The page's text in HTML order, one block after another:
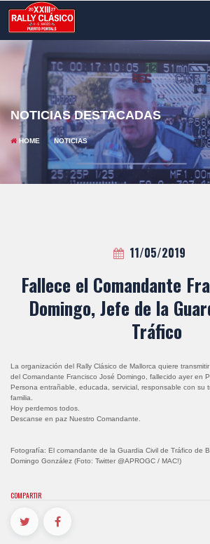
NOTICIAS DESTACADAS
HOME NOTICIAS
11/05/2019
Fallece el Comandante
Domingo, Jefe de la
Tráfico
La organización del Rally Clásico de Mallorca quiere
del Comandante Francisco José Domingo, fallecido ayer en
Persona entrañable, educada, servicial, responsable con su
familia.
Hoy perdemos todos.
Descanse en paz Nuestro Comandante.
Fotografía: El comandante de la Guardia Civil de Tráfico de
Domingo González (Foto: Twitter @APROGC / MAC!)
COMPARTIR